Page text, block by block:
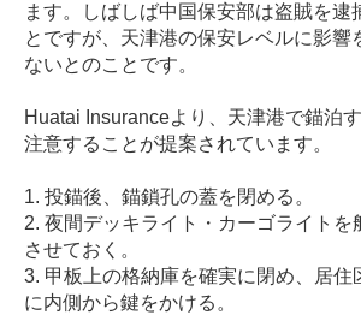
ます。しばしば中国保安部は盗賊を逮
とですが、天津港の保安レベルに影響
ないとのことです。
Huatai Insuranceより、天津港で錨泊
注意することが提案されています。
1. 投錨後、錨鎖孔の蓋を閉める。
2. 夜間デッキライト・カーゴライトを
させておく。
3. 甲板上の格納庫を確実に閉め、居住
に内側から鍵をかける。